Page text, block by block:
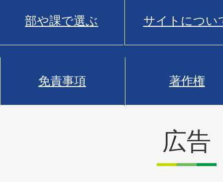
部や課で選ぶ サイトについ
免責事項 著作権
広告